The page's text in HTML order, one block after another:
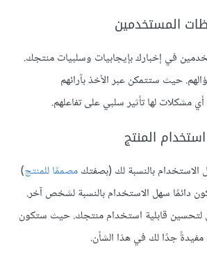
في إخبارك بإيجابيات وسلبيات منتجك.
حيث ستتمكن عبر الأخذ بآرائهم
مشكلات لها تأثير سلبي على تفاعلهم.
الاستخدام بالنسبة لك (بصفتكمصممًا للمنتج)
دائمًا سهل الاستخدام بالنسبة لشخص آخر.
لتحسين قابلية استخدام منتجك. حيث ستكون
جدًا لك في هذا الشأن.